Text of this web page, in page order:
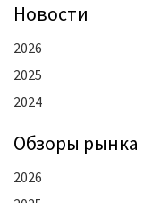
Новости
2026
2025
2024
Oбзоры рынка
2026